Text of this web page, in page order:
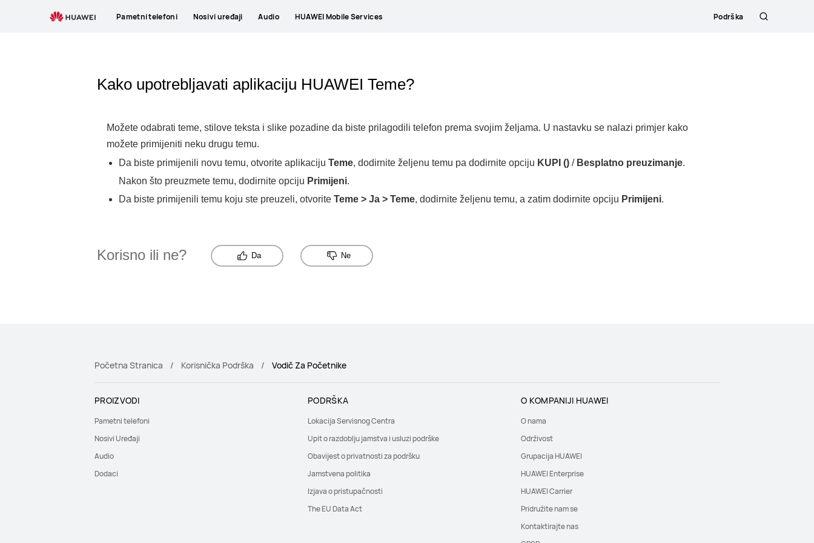
Pametni telefoni Nosivi uređaji Audio HUAWEI Mobile Services Podrška
Kako upotrebljavati aplikaciju HUAWEI Teme?
Možete odabrati teme, stilove teksta i slike pozadine da biste prilagodili telefon prema svojim željama. U nastavku se nalazi primjer kako
možete primijeniti neku drugu temu.
Da biste primijenili novu temu, otvorite aplikaciju Teme, dodirnite željenu temu pa dodirnite opciju KUPI ()/ Besplatno preuzimanje.
Nakon što preuzmete temu, dodirnite opciju Primijeni.
Da biste primijenili temu koju ste preuzeli, otvorite Teme> Ja> Teme, dodirnite željenu temu, a zatim dodirnite opciju Primijeni.
Korisno ili ne? Da Ne
Početna Stranica Korisnička Podrška Vodič Za Početnike
PROIZVODI
Pametni telefoni
Nosivi Uređaji
Audio
Dodaci
PODRŠKA
Lokacija Servisnog Centra
Upit o razdoblju jamstva i usluzi podrške
Obavijest o privatnosti za podršku
Jamstvena politika
Izjava o pristupačnosti
The EU Data Act
O KOMPANIJI HUAWEI
O nama
Održivost
Grupacija HUAWEI
HUAWEI Enterprise
HUAWEI Carrier
Pridružite nam se
Kontaktirajte nas